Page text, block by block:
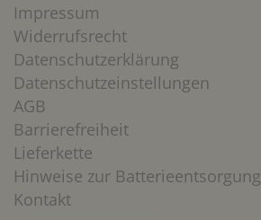
Impressum
Widerrufsrecht
Datenschutzerklärung
Datenschutzeinstellungen
AGB
Barrierefreiheit
Lieferkette
Hinweise zur Batterieentsorgung
Kontakt